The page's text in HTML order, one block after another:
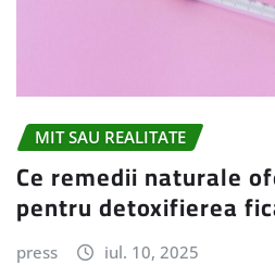
MIT SAU REALITATE
Ce remedii naturale
pentru detoxifierea
press iul. 10, 2025